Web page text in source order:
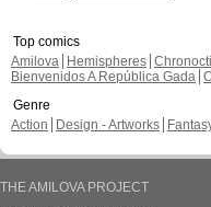
Top comics
Amilova
Hemispheres
Bienvenidos A República Gada
Genre
Action
Design - Artworks
THE AMILOVA PROJECT